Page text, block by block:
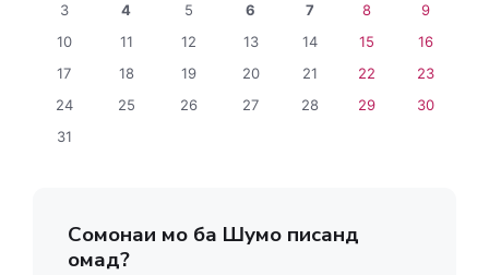
3
4 5 6 7 8
9
10
11 12 13 14 15
16
17
18 19 20 21 22
23
24
25 26 27 28 29
30
31
Сомонаи мо ба Шумо писанд
омад?